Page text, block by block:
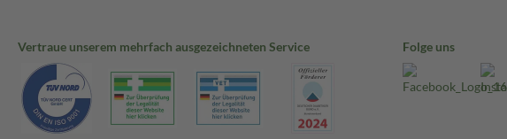
Vertraue unserem mehrfach ausgezeichneten Service Folge uns